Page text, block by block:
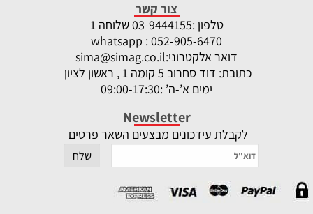
צור קשר
טלפון :
03-9444155 שלוחה 1
whatsapp : 052-905-6470
דואר אלקטרוני:sima@simag.co.il
כתובת: דוד סחרוב 5 קומה 1 , ראשון לציון
ימים א’-ה’ :09:00-17:30
Newsletter
לקבלת עידכונים מבצעים השאר פרטים